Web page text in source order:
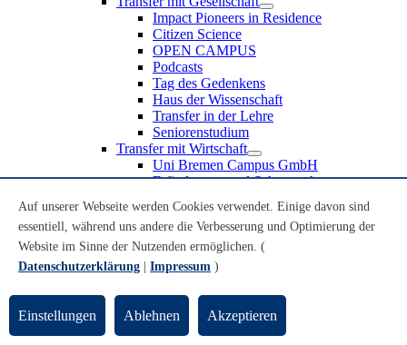
Impact Pioneers in Residence
Citizen Science
OPEN CAMPUS
Podcasts
Tag des Gedenkens
Haus der Wissenschaft
Transfer in der Lehre
Seniorenstudium
Transfer mit Wirtschaft
Uni Bremen Campus GmbH
Erfindungen und Schutzrechte
Recruiting an der Universität Bremen
Weiterbildung an der Universität Bremen
Transfer mit Schule
Schülerinnen und Schüler
Schulklassen
Lehrkräfte
Gründungsunterstützung
Auf unserer Webseite werden Cookies verwendet. Einige davon sind
essentiell, während uns andere die Verbesserung und Optimierung der
Website im Sinne der Nutzenden ermöglichen. (
Datenschutzerklärung
Impressum )
Einstellungen Ablehnen Akzeptieren